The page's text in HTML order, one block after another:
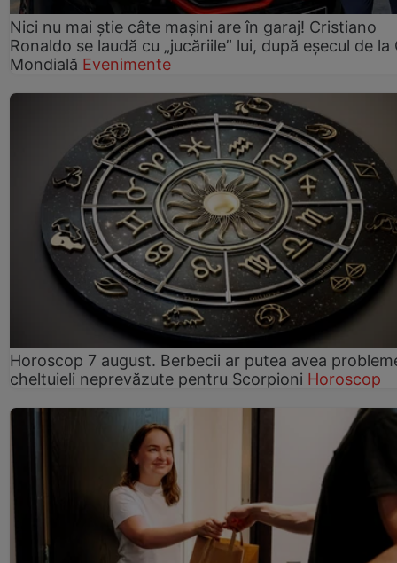
Nici nu mai știe câte mașini are în garaj! Cristiano
Ronaldo se laudă cu „jucăriile” lui, după eșecul de la
Mondială Evenimente
Horoscop 7 august. Berbecii ar putea avea
cheltuieli neprevăzute pentru Scorpioni Horoscop